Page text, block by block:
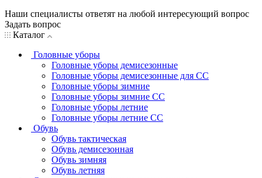
Наши специалисты ответят на любой интересующий вопрос
Задать вопрос
Каталог
Головные уборы
Головные уборы демисезонные
Головные уборы демисезонные для СС
Головные уборы зимние
Головные уборы зимние СС
Головные уборы летние
Головные уборы летние СС
Обувь
Обувь тактическая
Обувь демисезонная
Обувь зимняя
Обувь летняя